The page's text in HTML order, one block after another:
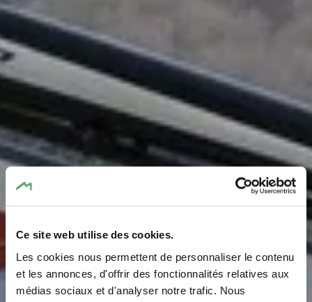
Ce site web utilise des cookies.
Les cookies nous permettent de personnaliser le contenu
et les annonces, d'offrir des fonctionnalités relatives aux
médias sociaux et d'analyser notre trafic. Nous
RentaBike Mëllerdall -
Camping du Barrage